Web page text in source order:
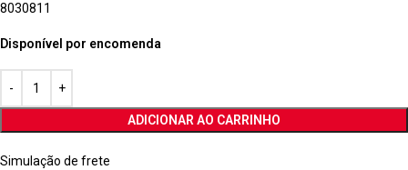
8030811
Disponível por encomenda
ADICIONAR AO CARRINHO
Simulação de frete